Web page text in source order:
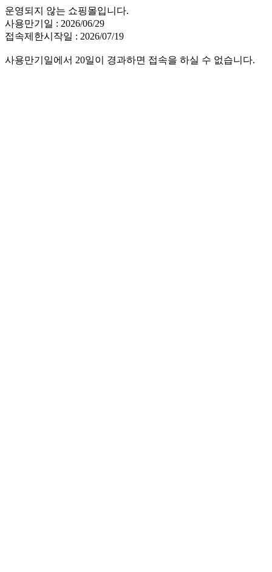
운영되지 않는 쇼핑몰입니다.
사용만기일 : 2026/06/29
접속제한시작일 : 2026/07/19
사용만기일에서 20일이 경과하면 접속을 하실 수 없습니다.